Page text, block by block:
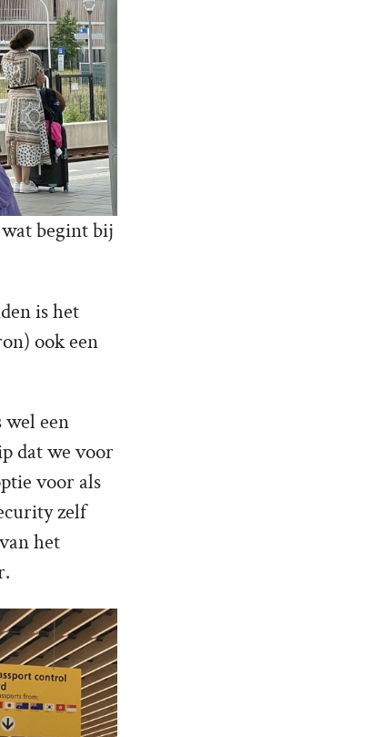
begint bij
is het
ook een
wel een
dat we voor
voor als
zelf
het